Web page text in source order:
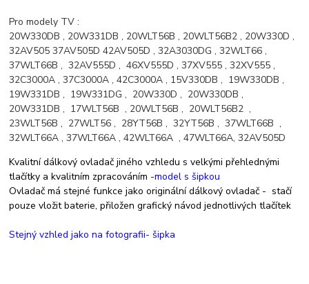
Pro modely TV :
20W330DB , 20W331DB , 20WLT56B , 20WLT56B2 , 20W330D ,
32AV505 37AV505D 42AV505D , 32A3030DG , 32WLT66 ,
37WLT66B , 32AV555D , 46XV555D , 37XV555 , 32XV555 ,
32C3000A , 37C3000A , 42C3000A , 15V330DB , 19W330DB ,
19W331DB , 19W331DG , 20W330D , 20W330DB ,
20W331DB , 17WLT56B , 20WLT56B , 20WLT56B2 ,
23WLT56B , 27WLT56 , 28YT56B , 32YT56B , 37WLT66B ,
32WLT66A , 37WLT66A , 42WLT66A , 47WLT66A, 32AV505D
Kvalitní dálkový ovladač jiného vzhledu s velkými přehlednými
tlačítky a kvalitním zpracováním -model s šipkou
Ovladač má stejné funkce jako originální dálkový ovladač - stačí
pouze vložit baterie, přiložen grafický návod jednotlivých tlačítek
Stejný vzhled jako na fotografii- šipka